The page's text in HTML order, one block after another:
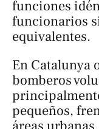
funciones
funcionarios
equivalentes.
En Catalunya
bomberos
pequeños,